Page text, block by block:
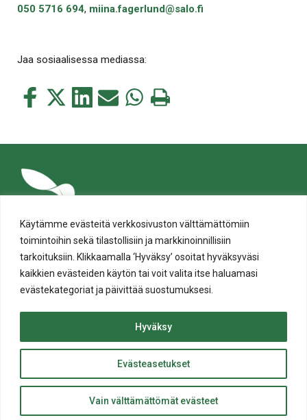
Käytämme evästeitä verkkosivuston välttämättömiin
toimintoihin sekä tilastollisiin ja markkinoinnillisiin
tarkoituksiin. Klikkaamalla ‘Hyväksy’ osoitat hyväksyväsi
kaikkien evästeiden käytön tai voit valita itse haluamasi
evästekategoriat ja päivittää suostumuksesi.
Evästeasetukset
Vain välttämättömät evästeet
Hyväksy
050 5716 694, miina.fagerlund@salo.fi
Jaa sosiaalisessa mediassa:
Jaa
Jaa
Jaa Jaa Jaa Tulosta
ylös
© Salon kaupunki 2020 • All rights reserved.
Website crafted byEvermade.